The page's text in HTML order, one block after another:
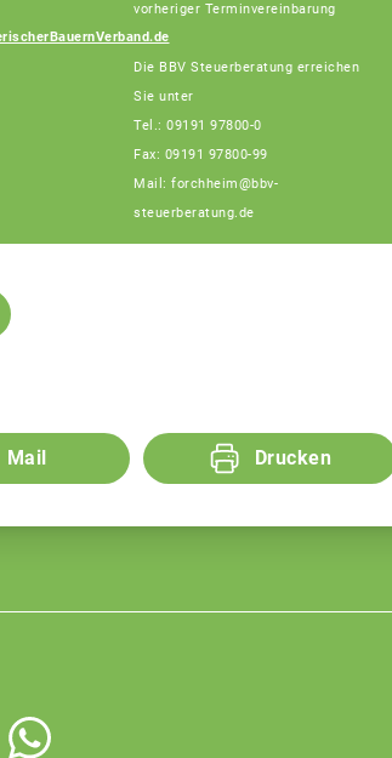
vorheriger Terminvereinbarung
Die BBV Steuerberatung erreichen
Sie unter
Tel.: 09191 97800-0
Fax: 09191 97800-99
Mail: forchheim@bbv-
steuerberatung.de
Mail Drucken